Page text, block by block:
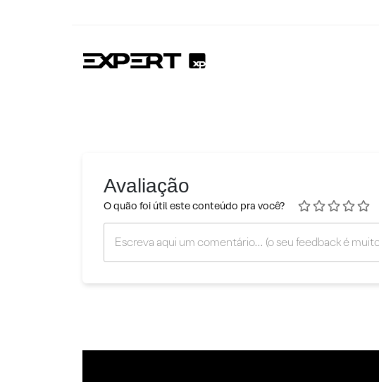
Avaliação
O quão foi útil este conteúdo pra você?